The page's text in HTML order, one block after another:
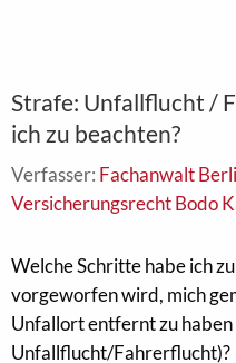
Strafe: Unfallflucht /
ich zu beachten?
Verfasser: Fachanwalt
Versicherungsrecht Bodo
Welche Schritte habe ich
vorgeworfen wird, mich
Unfallort entfernt zu haben
Unfallflucht/Fahrerflucht)?